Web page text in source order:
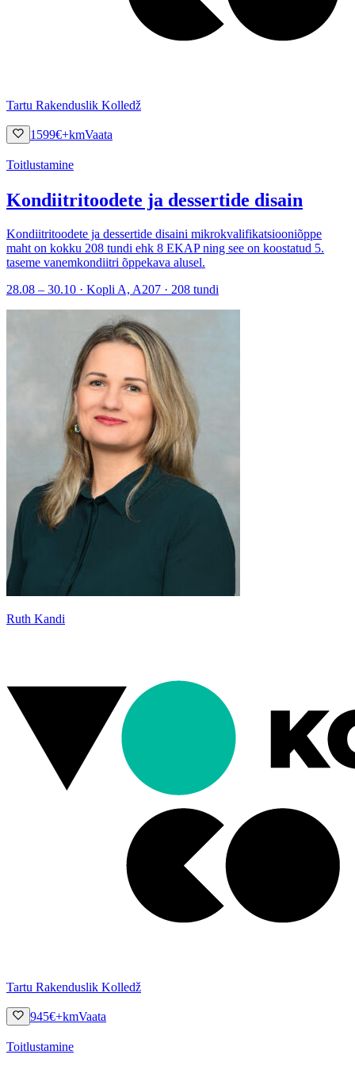
Tartu Rakenduslik Kolledž
1599€+kmVaata
Toitlustamine
Kondiitritoodete ja dessertide disain
Kondiitritoodete ja dessertide disaini mikrokvalifikatsiooniõppe
maht on kokku 208 tundi ehk 8 EKAP ning see on koostatud 5.
taseme vanemkondiitri õppekava alusel.
28.08 – 30.10 · Kopli A, A207 · 208 tundi
Ruth Kandi
Tartu Rakenduslik Kolledž
945€+kmVaata
Toitlustamine